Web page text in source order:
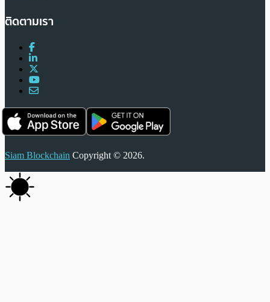
ติดตามเรา
Siam Blockchain Copyright © 2026.